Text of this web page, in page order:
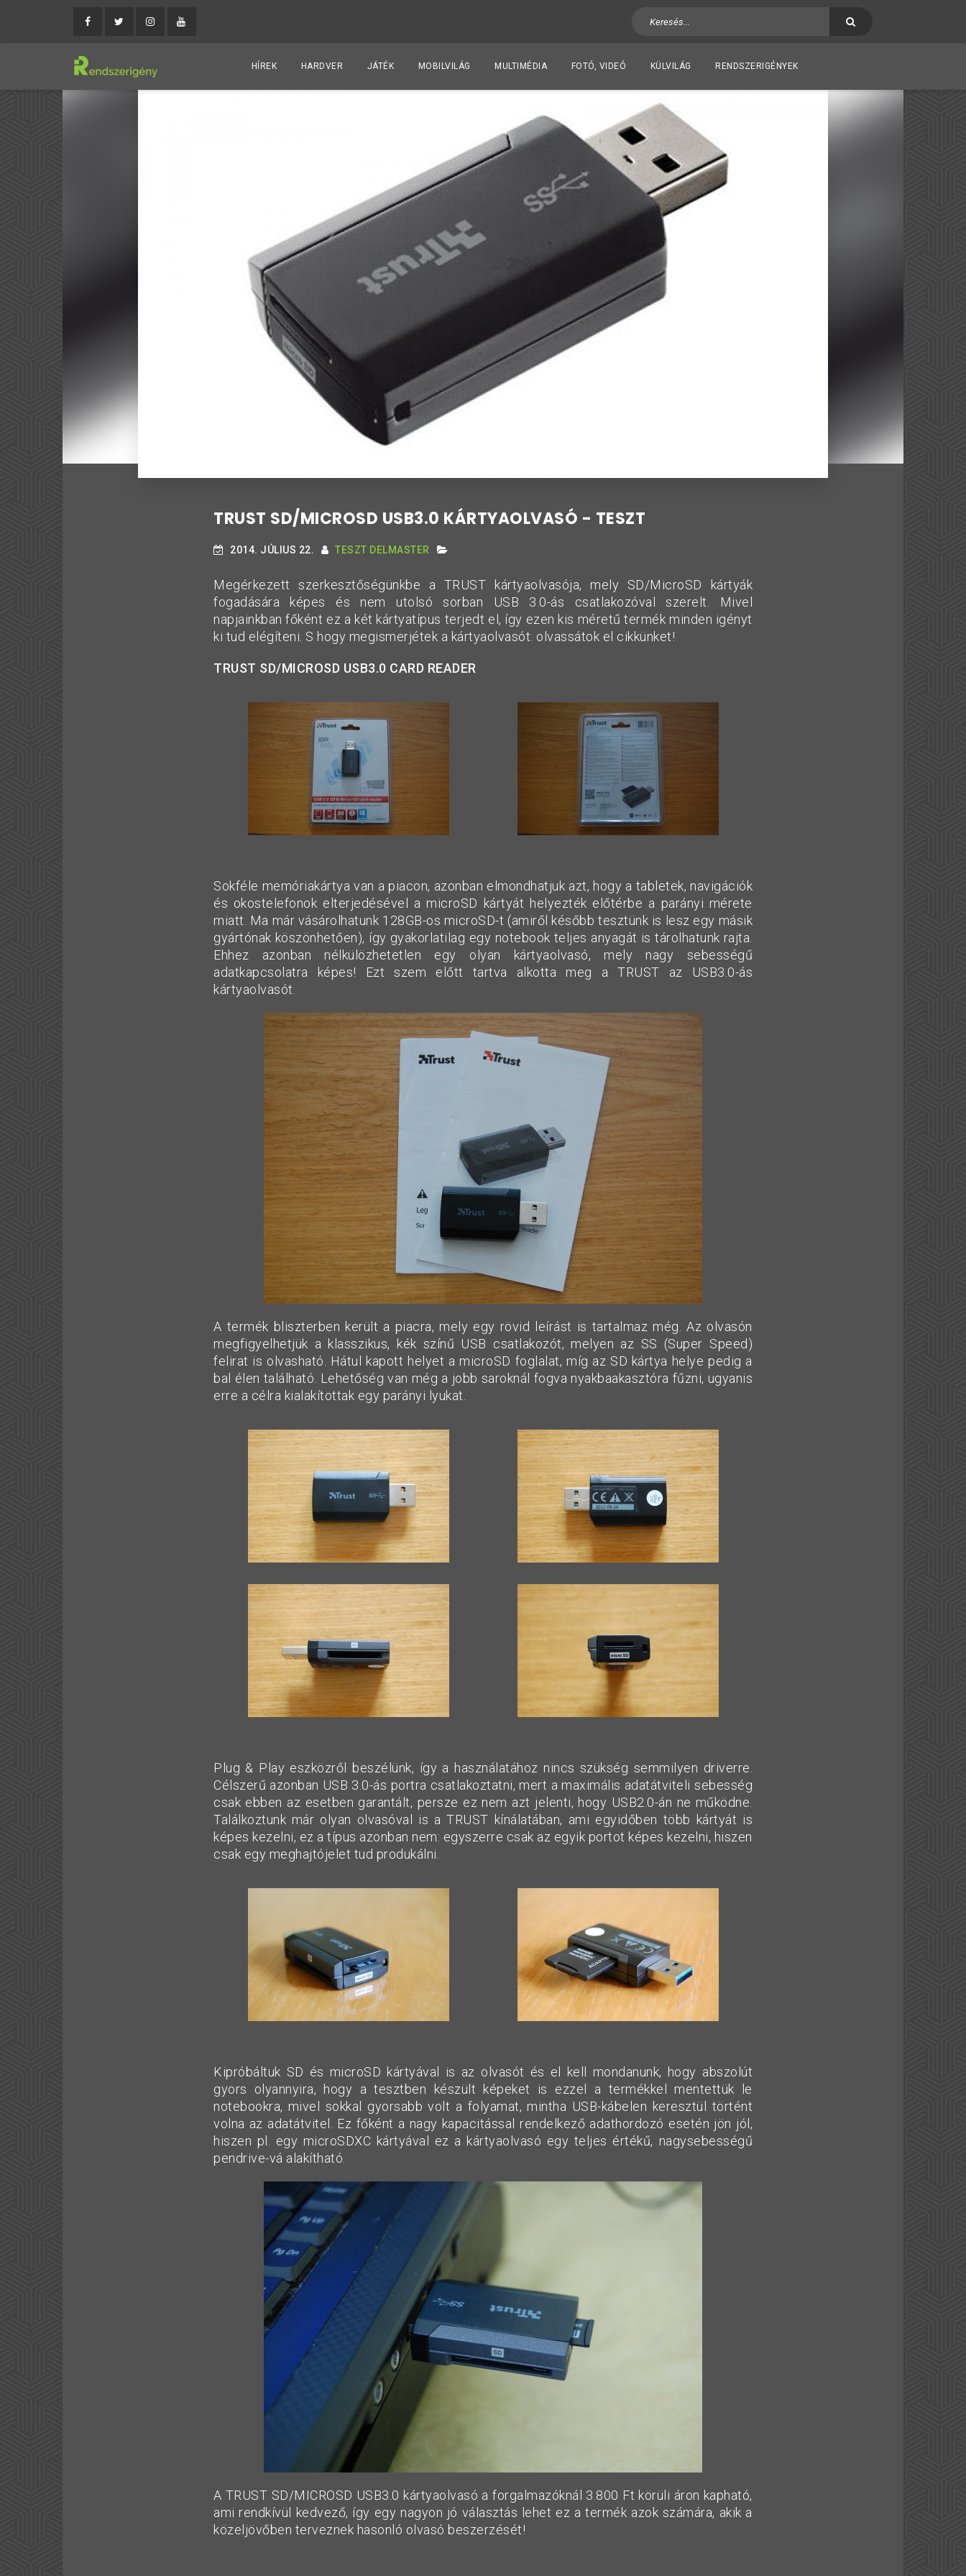
HÍREK HARDVER JÁTÉK MOBILVILÁG MULTIMÉDIA FOTÓ, VIDEÓ KÜLVILÁG RENDSZERIGÉNYEK
TRUST SD/MICROSD USB3.0 KÁRTYAOLVASÓ - TESZT
2014. JÚLIUS 22. TESZT DELMASTER
Megérkezett szerkesztőségünkbe a TRUST kártyaolvasója, mely SD/MicroSD kártyák
fogadására képes és nem utolsó sorban USB 3.0-ás csatlakozóval szerelt. Mivel
napjainkban főként ez a két kártyatípus terjedt el, így ezen kis méretű termék minden igényt
ki tud elégíteni. S hogy megismerjétek a kártyaolvasót: olvassátok el cikkünket!
TRUST SD/MICROSD USB3.0 CARD READER
Sokféle memóriakártya van a piacon, azonban elmondhatjuk azt, hogy a tabletek, navigációk
és okostelefonok elterjedésével a microSD kártyát helyezték előtérbe a parányi mérete
miatt. Ma már vásárolhatunk 128GB-os microSD-t (amiről később tesztünk is lesz egy másik
gyártónak köszönhetően), így gyakorlatilag egy notebook teljes anyagát is tárolhatunk rajta.
Ehhez azonban nélkülözhetetlen egy olyan kártyaolvasó, mely nagy sebességű
adatkapcsolatra képes! Ezt szem előtt tartva alkotta meg a TRUST az USB3.0-ás
kártyaolvasót.
A termék bliszterben került a piacra, mely egy rövid leírást is tartalmaz még. Az olvasón
megfigyelhetjük a klasszikus, kék színű USB csatlakozót, melyen az SS (Super Speed)
felirat is olvasható. Hátul kapott helyet a microSD foglalat, míg az SD kártya helye pedig a
bal élen található. Lehetőség van még a jobb saroknál fogva nyakbaakasztóra fűzni, ugyanis
erre a célra kialakítottak egy parányi lyukat.
Plug & Play eszközről beszélünk, így a használatához nincs szükség semmilyen driverre.
Célszerű azonban USB 3.0-ás portra csatlakoztatni, mert a maximális adatátviteli sebesség
csak ebben az esetben garantált, persze ez nem azt jelenti, hogy USB2.0-án ne működne.
Találkoztunk már olyan olvasóval is a TRUST kínálatában, ami egyidőben több kártyát is
képes kezelni, ez a típus azonban nem: egyszerre csak az egyik portot képes kezelni, hiszen
csak egy meghajtójelet tud produkálni.
Kipróbáltuk SD és microSD kártyával is az olvasót és el kell mondanunk, hogy abszolút
gyors olyannyira, hogy a tesztben készült képeket is ezzel a termékkel mentettük le
notebookra, mivel sokkal gyorsabb volt a folyamat, mintha USB-kábelen keresztül történt
volna az adatátvitel. Ez főként a nagy kapacitással rendelkező adathordozó esetén jön jól,
hiszen pl. egy microSDXC kártyával ez a kártyaolvasó egy teljes értékű, nagysebességű
pendrive-vá alakítható.
A TRUST SD/MICROSD USB3.0 kártyaolvasó a forgalmazóknál 3.800 Ft körüli áron kapható,
ami rendkívül kedvező, így egy nagyon jó választás lehet ez a termék azok számára, akik a
közeljövőben terveznek hasonló olvasó beszerzését!